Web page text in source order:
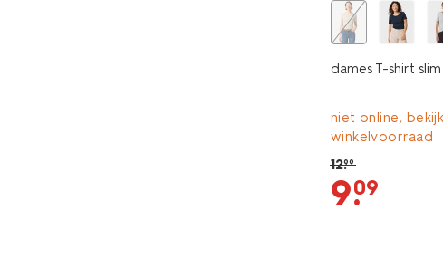
dames T-shirt
niet online, bekijk
winkelvoorraad
12.99
9.
09